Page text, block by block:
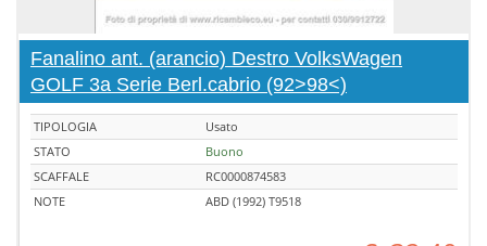
Fanalino ant. (arancio) Destro VolksWagen
GOLF 3a Serie Berl.cabrio (92>98<)
TIPOLOGIA
Usato
STATO
Buono
SCAFFALE
RC0000874583
NOTE
ABD (1992) T9518